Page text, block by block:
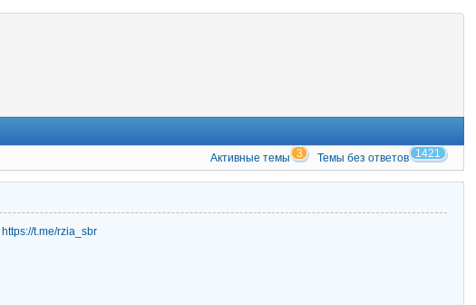
Активные темы 3 Темы без ответов 1421
https://t.me/rzia_sbr